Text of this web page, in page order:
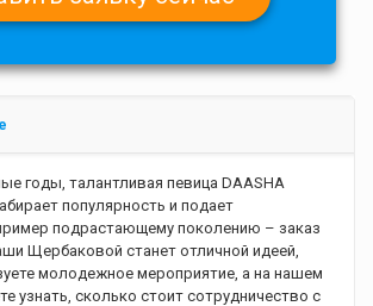
годы, талантливая певица DAASHA
популярность и подает
подрастающему поколению – заказ
Щербаковой станет отличной идеей,
молодежное мероприятие, а на нашем
узнать, сколько стоит сотрудничество с